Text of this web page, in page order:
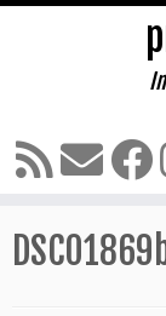
Hoppa
tillHem » Bilder på